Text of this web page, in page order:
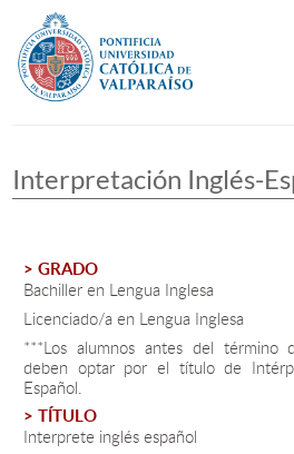
Investigación, Creación e
Vinculación con el Medio
Admisión
Pregrado
Postgrado
Interpretación Inglés-
> GRADO
Bachiller en Lengua Inglesa
Licenciado/a en Lengua Inglesa
***Los alumnos antes del término
deben optar por el título de
Español.
> TÍTULO
Interprete inglés español